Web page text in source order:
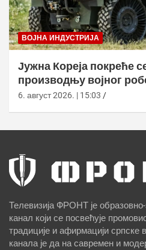
ВОЈНА ИНДУСТРИЈА
Јужна Кореја покреће
производњу војног
6. август 2026. | 15:03
Телевизија ФРОНТ је
канал који се посвећује
традиције и афирмацији српске
канала је да на савремен и